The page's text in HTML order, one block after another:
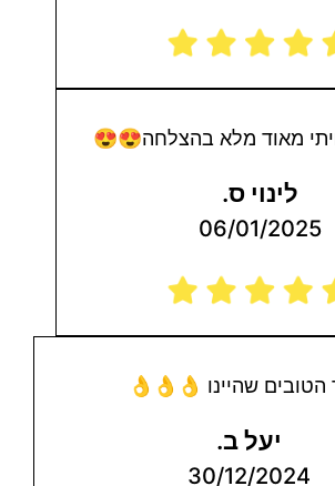
מאוד מלא בהצלחה😍😍
לינוי ס.
06/01/2025
שהיינו 👌👌👌
יעל ב.
30/12/2024